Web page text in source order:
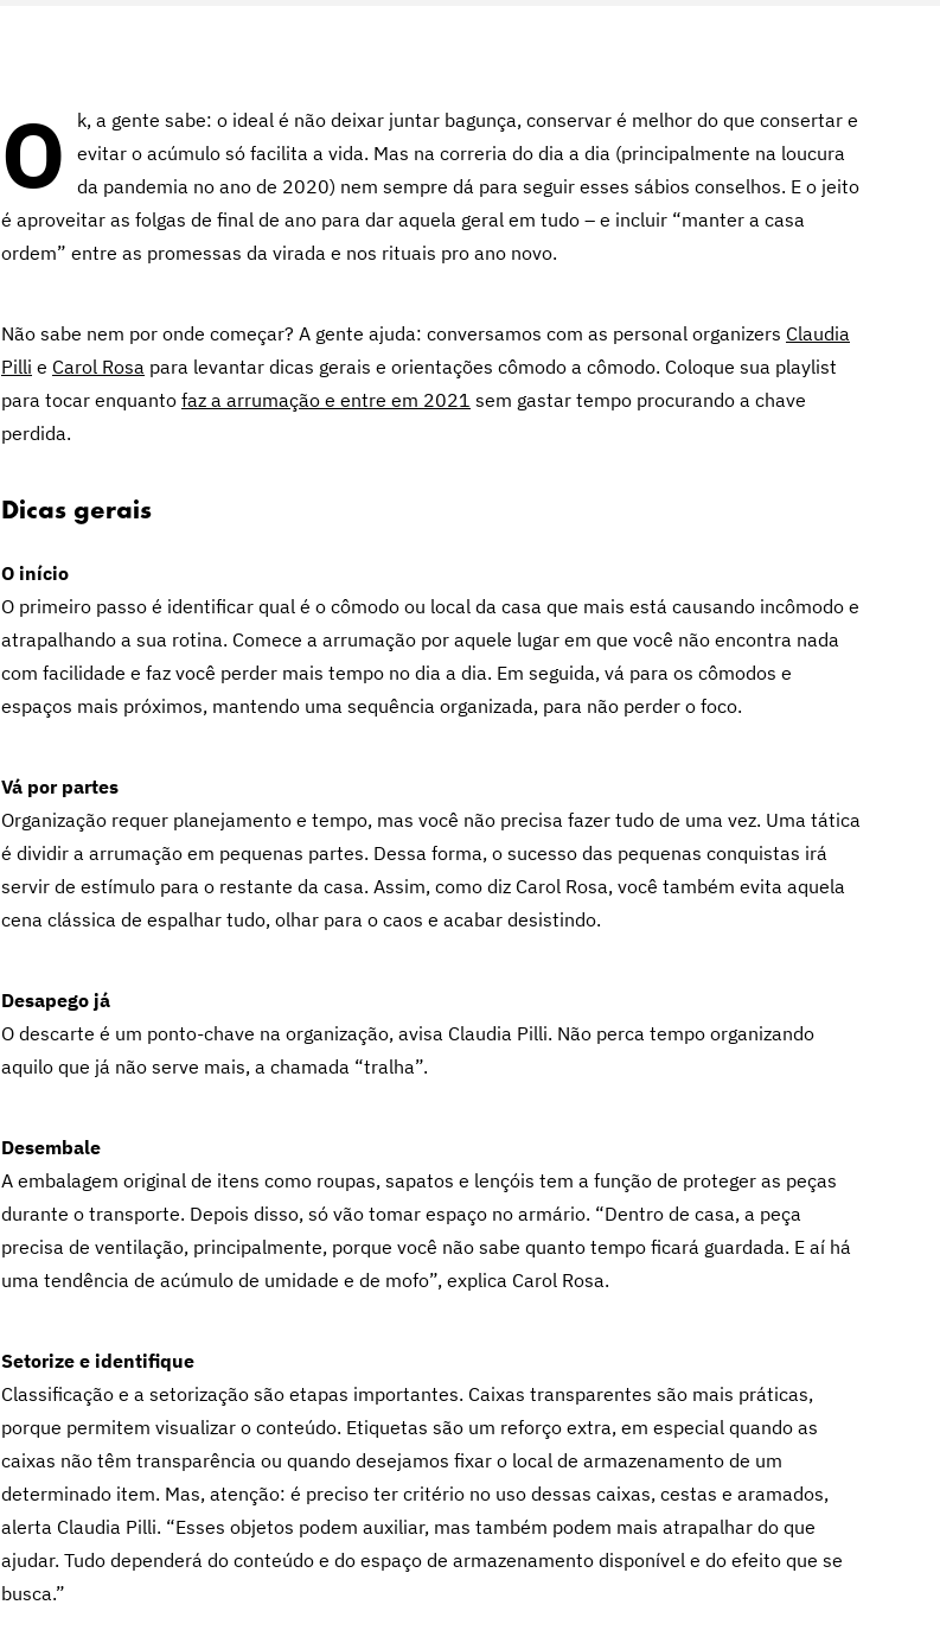
O
k, a gente sabe: o ideal é não deixar juntar bagunça, conservar é melhor do que consertar e
evitar o acúmulo só facilita a vida. Mas na correria do dia a dia (principalmente na loucura
da pandemia no ano de 2020) nem sempre dá para seguir esses sábios conselhos. E o jeito
é aproveitar as folgas de final de ano para dar aquela geral em tudo – e incluir “manter a casa
ordem” entre as promessas da virada e nos rituais pro ano novo.
Não sabe nem por onde começar? A gente ajuda: conversamos com as personal organizers Claudia
Pilli e Carol Rosa para levantar dicas gerais e orientações cômodo a cômodo. Coloque sua playlist
para tocar enquanto faz a arrumação e entre em 2021 sem gastar tempo procurando a chave
perdida.
Dicas gerais
O início
O primeiro passo é identificar qual é o cômodo ou local da casa que mais está causando incômodo e
atrapalhando a sua rotina. Comece a arrumação por aquele lugar em que você não encontra nada
com facilidade e faz você perder mais tempo no dia a dia. Em seguida, vá para os cômodos e
espaços mais próximos, mantendo uma sequência organizada, para não perder o foco.
Vá por partes
Organização requer planejamento e tempo, mas você não precisa fazer tudo de uma vez. Uma tática
é dividir a arrumação em pequenas partes. Dessa forma, o sucesso das pequenas conquistas irá
servir de estímulo para o restante da casa. Assim, como diz Carol Rosa, você também evita aquela
cena clássica de espalhar tudo, olhar para o caos e acabar desistindo.
Desapego já
O descarte é um ponto-chave na organização, avisa Claudia Pilli. Não perca tempo organizando
aquilo que já não serve mais, a chamada “tralha”.
Desembale
A embalagem original de itens como roupas, sapatos e lençóis tem a função de proteger as peças
durante o transporte. Depois disso, só vão tomar espaço no armário. “Dentro de casa, a peça
precisa de ventilação, principalmente, porque você não sabe quanto tempo ficará guardada. E aí há
uma tendência de acúmulo de umidade e de mofo”, explica Carol Rosa.
Setorize e identifique
Classificação e a setorização são etapas importantes. Caixas transparentes são mais práticas,
porque permitem visualizar o conteúdo. Etiquetas são um reforço extra, em especial quando as
caixas não têm transparência ou quando desejamos fixar o local de armazenamento de um
determinado item. Mas, atenção: é preciso ter critério no uso dessas caixas, cestas e aramados,
alerta Claudia Pilli. “Esses objetos podem auxiliar, mas também podem mais atrapalhar do que
ajudar. Tudo dependerá do conteúdo e do espaço de armazenamento disponível e do efeito que se
busca.”